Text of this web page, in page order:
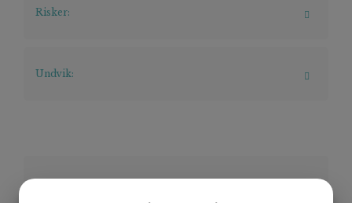
Risker:
Undvik: